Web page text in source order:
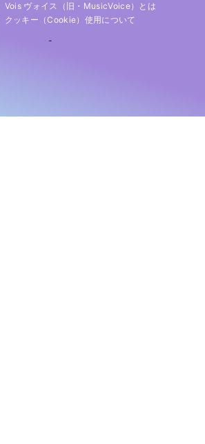
Vois ヴォイス（旧・MusicVoice）とは
クッキー（cookie）使用について
-